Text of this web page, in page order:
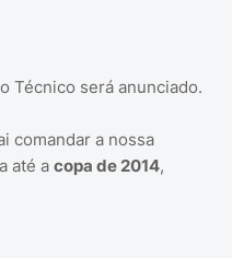
Técnico será anunciado.
comandar a nossa
até a copa de 2014,